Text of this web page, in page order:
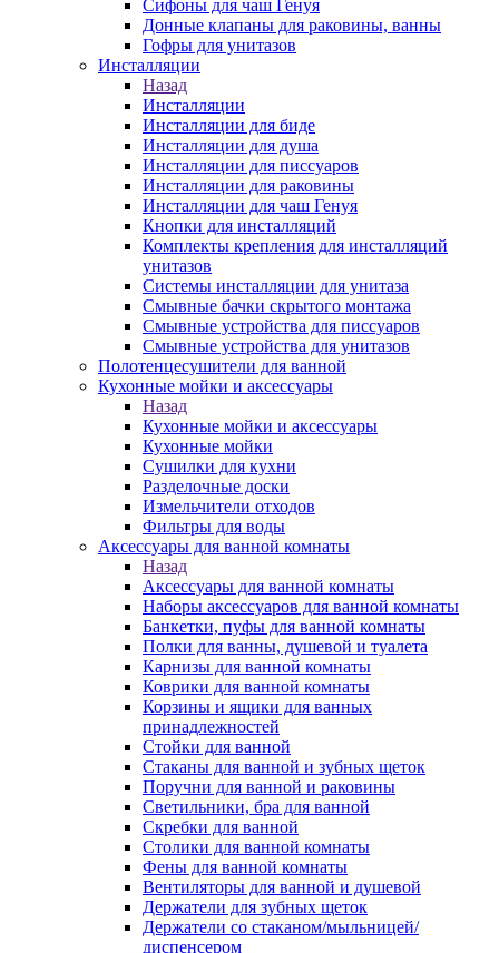
Сифоны для чаш Генуя
Донные клапаны для раковины, ванны
Гофры для унитазов
Инсталляции
Назад
Инсталляции
Инсталляции для биде
Инсталляции для душа
Инсталляции для писсуаров
Инсталляции для раковины
Инсталляции для чаш Генуя
Кнопки для инсталляций
Комплекты крепления для инсталляций
унитазов
Системы инсталляции для унитаза
Смывные бачки скрытого монтажа
Смывные устройства для писсуаров
Смывные устройства для унитазов
Полотенцесушители для ванной
Кухонные мойки и аксессуары
Назад
Кухонные мойки и аксессуары
Кухонные мойки
Сушилки для кухни
Разделочные доски
Измельчители отходов
Фильтры для воды
Аксессуары для ванной комнаты
Назад
Аксессуары для ванной комнаты
Наборы аксессуаров для ванной комнаты
Банкетки, пуфы для ванной комнаты
Полки для ванны, душевой и туалета
Карнизы для ванной комнаты
Коврики для ванной комнаты
Корзины и ящики для ванных
принадлежностей
Стойки для ванной
Стаканы для ванной и зубных щеток
Поручни для ванной и раковины
Светильники, бра для ванной
Скребки для ванной
Столики для ванной комнаты
Фены для ванной комнаты
Вентиляторы для ванной и душевой
Держатели для зубных щеток
Держатели со стаканом/мыльницей/
диспенсером